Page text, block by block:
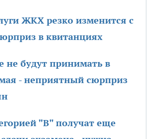
ЖКХ резко изменится с
в квитанциях
будут принимать в
- неприятный сюрприз
"В" получат еще